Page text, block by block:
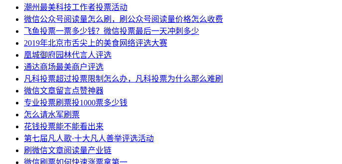
潮州最美科技工作者投票活动
微信公众号阅读量怎么刷，刷公众号阅读量价格怎么收费
飞鱼投票一票多少钱？微信投票最后一天冲刺多少
2019年北京市舌尖上的美食网络评选大赛
凰城御府园林代言人评选
通达商场最美商户评选
凡科投票超过投票限制怎么办，凡科投票为什么那么难刷
微信文章留言点赞神器
专业投票刷票投1000票多少钱
怎么请水军刷票
花钱投票能不能看出来
第七届凡人歌·十大凡人善举评选活动
刷微信文章阅读量产业链
微信刷票如何快速涨票拿第一